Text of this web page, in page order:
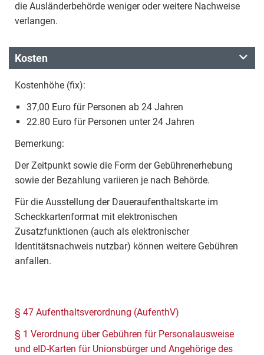
die Ausländerbehörde weniger oder weitere Nachweise
verlangen.
Kosten
Kostenhöhe (fix):
37,00 Euro für Personen ab 24 Jahren
22.80 Euro für Personen unter 24 Jahren
Bemerkung:
Der Zeitpunkt sowie die Form der Gebührenerhebung
sowie der Bezahlung variieren je nach Behörde.
Für die Ausstellung der Daueraufenthaltskarte im
Scheckkartenformat mit elektronischen
Zusatzfunktionen (auch als elektronischer
Identitätsnachweis nutzbar) können weitere Gebühren
anfallen.
§ 47 Aufenthaltsverordnung (AufenthV)
§ 1 Verordnung über Gebühren für Personalausweise
und eID-Karten für Unionsbürger und Angehörige des